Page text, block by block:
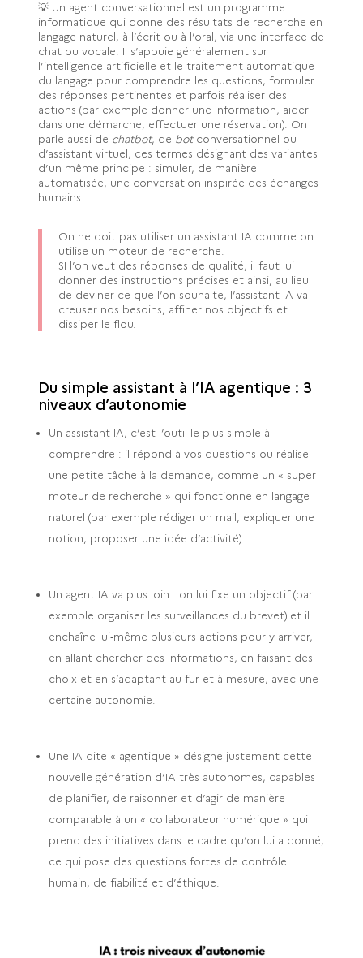
💡 Un agent conversationnel est un programme
informatique qui donne des résultats de recherche en
langage naturel, à l’écrit ou à l’oral, via une interface de
chat ou vocale. Il s’appuie généralement sur
l’intelligence artificielle et le traitement automatique
du langage pour comprendre les questions, formuler
des réponses pertinentes et parfois réaliser des
actions (par exemple donner une information, aider
dans une démarche, effectuer une réservation). On
parle aussi de chatbot, de botconversationnel ou
d’assistant virtuel, ces termes désignant des variantes
d’un même principe : simuler, de manière
automatisée, une conversation inspirée des échanges
humains.
On ne doit pas utiliser un assistant IA comme on
utilise un moteur de recherche.
SI l’on veut des réponses de qualité, il faut lui
donner des instructions précises et ainsi, au lieu
de deviner ce que l’on souhaite, l’assistant IA va
creuser nos besoins, affiner nos objectifs et
dissiper le flou.
Du simple assistant à l’IA agentique : 3
niveaux d’autonomie
Un assistant IA, c’est l’outil le plus simple à
comprendre : il répond à vos questions ou réalise
une petite tâche à la demande, comme un « super
moteur de recherche » qui fonctionne en langage
naturel (par exemple rédiger un mail, expliquer une
notion, proposer une idée d’activité).
Un agent IA va plus loin : on lui fixe un objectif (par
exemple organiser les surveillances du brevet) et il
enchaîne lui‑même plusieurs actions pour y arriver,
en allant chercher des informations, en faisant des
choix et en s’adaptant au fur et à mesure, avec une
certaine autonomie.
Une IA dite « agentique » désigne justement cette
nouvelle génération d’IA très autonomes, capables
de planifier, de raisonner et d’agir de manière
comparable à un « collaborateur numérique » qui
prend des initiatives dans le cadre qu’on lui a donné,
ce qui pose des questions fortes de contrôle
humain, de fiabilité et d’éthique.